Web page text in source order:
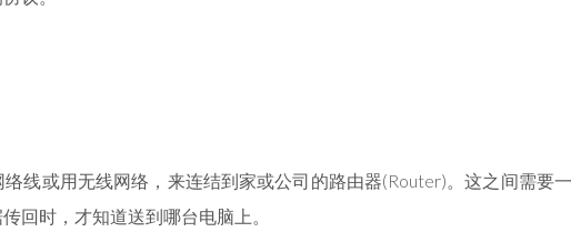
线或用无线网络，来连结到家或公司的路由器(Router)。这之间需要一
回时，才知道送到哪台电脑上。